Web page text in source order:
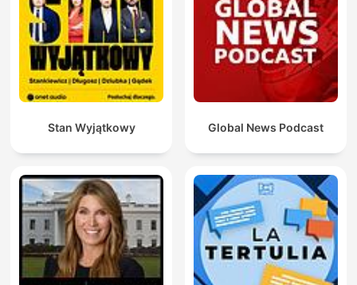
Stan Wyjątkowy Global News Podcast